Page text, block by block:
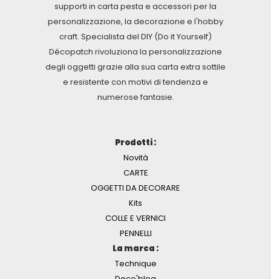
supporti in carta pesta e accessori per la
personalizzazione, la decorazione e l'hobby
craft. Specialista del DIY (Do it Yourself)
Décopatch rivoluziona la personalizzazione
degli oggetti grazie alla sua carta extra sottile
e resistente con motivi di tendenza e
numerose fantasie.
Prodotti :
Novità
CARTE
OGGETTI DA DECORARE
Kits
COLLE E VERNICI
PENNELLI
La marca :
Technique